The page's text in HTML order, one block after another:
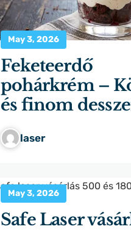
May 3, 2026
Feketeerdő
pohárkrém –
és finom
laser
May 3, 2026
Safe Laser